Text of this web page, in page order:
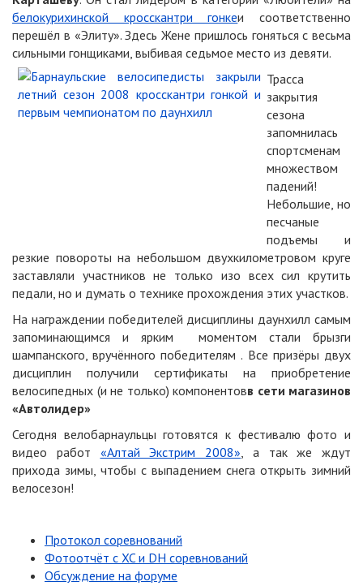
белокурихинской кросскантри гонкеи соответственно
перешёл в «Элиту». Здесь Жене пришлось гоняться с весьма
сильными гонщиками, выбивая седьмое место из девяти.
Трасса
закрытия
сезона
запомнилась
спортсменам
множеством
падений!
Небольшие, но
песчаные
подъемы и
резкие повороты на небольшом двухкилометровом круге
заставляли участников не только изо всех сил крутить
педали, но и думать о технике прохождения этих участков.
На награждении победителей дисциплины даунхилл самым
запоминающимся и ярким моментом стали брызги
шампанского, вручённого победителям . Все призёры двух
дисциплин получили сертификаты на приобретение
велосипедных (и не только) компонентовв сети магазинов
«Автолидер»
Сегодня велобарнаульцы готовятся к фестивалю фото и
видео работ «Алтай Экстрим 2008», а так же ждут
прихода зимы, чтобы с выпадением снега открыть зимний
велосезон!
Протокол соревнований
Фотоотчёт с XC и DH соревнований
Обсуждение на форуме